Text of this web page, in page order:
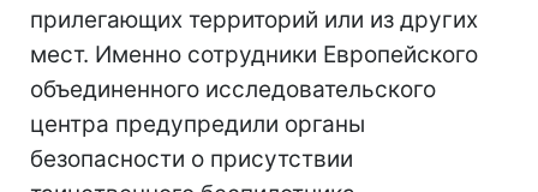
прилегающих территорий или из других
мест. Именно сотрудники Европейского
объединенного исследовательского
центра предупредили органы
безопасности о присутствии